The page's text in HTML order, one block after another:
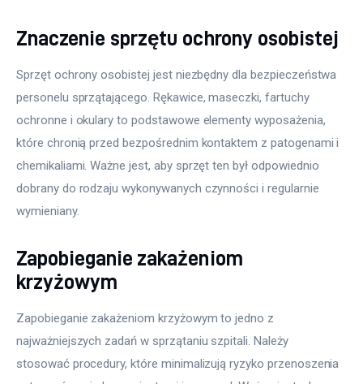
Znaczenie sprzętu ochrony osobistej
Sprzęt ochrony osobistej jest niezbędny dla bezpieczeństwa
personelu sprzątającego. Rękawice, maseczki, fartuchy
ochronne i okulary to podstawowe elementy wyposażenia,
które chronią przed bezpośrednim kontaktem z patogenami i
chemikaliami. Ważne jest, aby sprzęt ten był odpowiednio
dobrany do rodzaju wykonywanych czynności i regularnie
wymieniany.
Zapobieganie zakażeniom
krzyżowym
Zapobieganie zakażeniom krzyżowym to jedno z
najważniejszych zadań w sprzątaniu szpitali. Należy
stosować procedury, które minimalizują ryzyko przenoszenia